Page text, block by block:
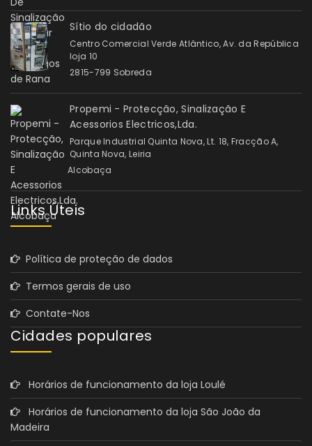
Sítio do cidadão
Centro Comercial Verde Atlântico, Av. da República
loja 10
2815-799 Sobreda
Propemi - Protecção, Sinalização E
Acessorios Electricos,Lda.
Parque Industrial Quinta Nova, Lt. 18, Fracção A,
Quinta Nova, Leiria
Alcobaça
Links Úteis
Política de proteção de dados
Termos gerais de uso
Contate-Nos
Cidades populares
Horários de funcionamento da loja Loulé
Horários de funcionamento da loja São João da
Madeira